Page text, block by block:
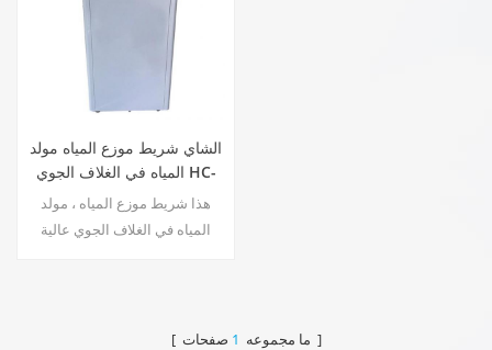
الشاي شريط موزع المياه مولد
المياه في الغلاف الجوي HC-
30LH
هذا شريط موزع المياه ، مولد
المياه في الغلاف الجوي عالية
[ ما مجموعه 1 صفحات ]